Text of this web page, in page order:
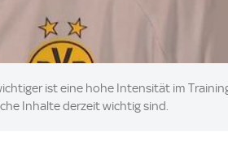
ist eine hohe Intensität im
Inhalte derzeit wichtig sind.